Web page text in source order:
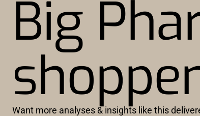
Big
Want more analyses & insights like this